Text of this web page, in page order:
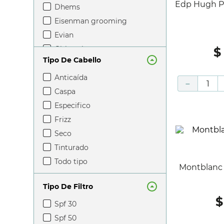
dhems
eisenman grooming
evian
girlz only
hugh parsons
jimmy choo
joha
johann maria farina
jonteblu
la foret
lee stafford
life
medavita
mila colors
montblanc
nabbis
Tipo De Cabello
anticaída
caspa
especifico
frizz
seco
tinturado
todo tipo
Tipo De Filtro
spf 30
spf 50
Edp Hugh Parsons Tradicional Blue
$
－
Montblanc Explorer For Men Edp
$